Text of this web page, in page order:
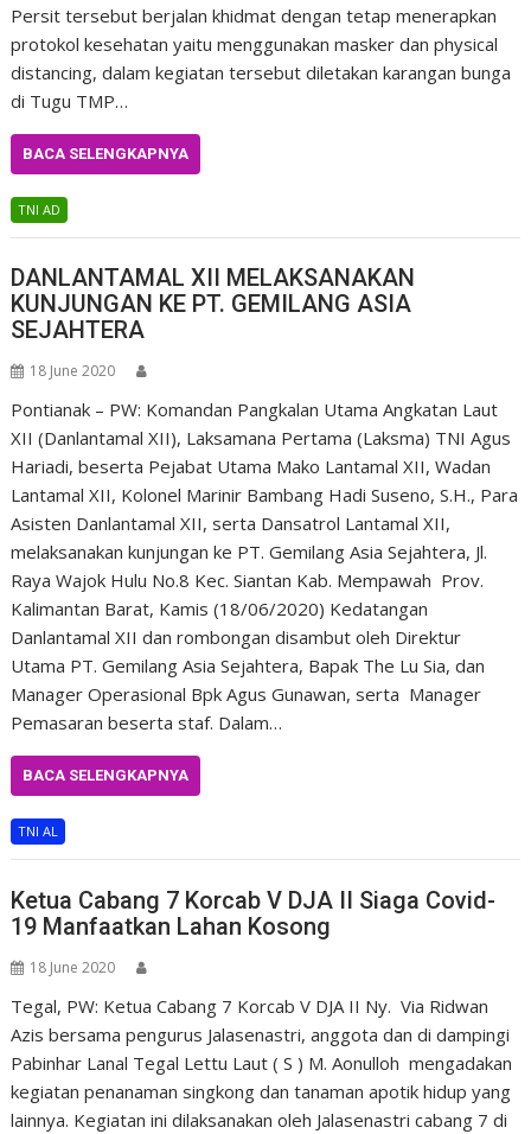
Persit tersebut berjalan khidmat dengan tetap menerapkan
protokol kesehatan yaitu menggunakan masker dan physical
distancing, dalam kegiatan tersebut diletakan karangan bunga
di Tugu TMP…
BACA SELENGKAPNYA
TNI AD
DANLANTAMAL XII MELAKSANAKAN
KUNJUNGAN KE PT. GEMILANG ASIA
SEJAHTERA
18 June 2020
Pontianak – PW: Komandan Pangkalan Utama Angkatan Laut
XII (Danlantamal XII), Laksamana Pertama (Laksma) TNI Agus
Hariadi, beserta Pejabat Utama Mako Lantamal XII, Wadan
Lantamal XII, Kolonel Marinir Bambang Hadi Suseno, S.H., Para
Asisten Danlantamal XII, serta Dansatrol Lantamal XII,
melaksanakan kunjungan ke PT. Gemilang Asia Sejahtera, Jl.
Raya Wajok Hulu No.8 Kec. Siantan Kab. Mempawah Prov.
Kalimantan Barat, Kamis (18/06/2020) Kedatangan
Danlantamal XII dan rombongan disambut oleh Direktur
Utama PT. Gemilang Asia Sejahtera, Bapak The Lu Sia, dan
Manager Operasional Bpk Agus Gunawan, serta Manager
Pemasaran beserta staf. Dalam…
BACA SELENGKAPNYA
TNI AL
Ketua Cabang 7 Korcab V DJA II Siaga Covid-
19 Manfaatkan Lahan Kosong
18 June 2020
Tegal, PW: Ketua Cabang 7 Korcab V DJA II Ny. Via Ridwan
Azis bersama pengurus Jalasenastri, anggota dan di dampingi
Pabinhar Lanal Tegal Lettu Laut ( S ) M. Aonulloh mengadakan
kegiatan penanaman singkong dan tanaman apotik hidup yang
lainnya. Kegiatan ini dilaksanakan oleh Jalasenastri cabang 7 di